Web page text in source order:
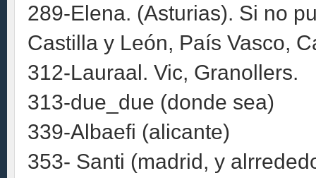
289-Elena. (Asturias). Si no
Castilla y León, País Vasco,
312-Lauraal. Vic, Granollers.
313-due_due (donde sea)
339-Albaefi (alicante)
353- Santi (madrid, y